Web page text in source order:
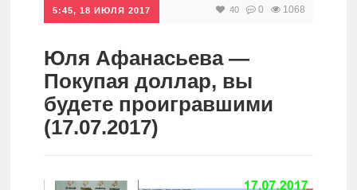
Инвестиции
Дивиденды
Волновой
5:45, 18 ИЮЛЯ 2017 40 0 1068
Юля Афанасьева —
Покупая доллар, вы
будете проигравшими
(17.07.2017)